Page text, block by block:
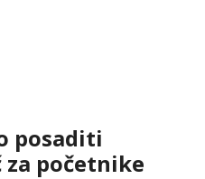
posaditi
za početnike